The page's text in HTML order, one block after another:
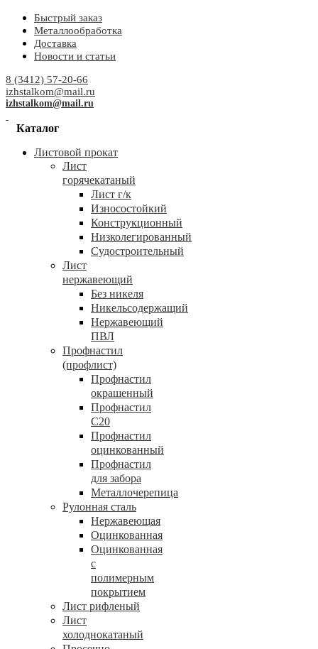
Быстрый заказ
Металлообработка
Доставка
Новости и статьи
8 (3412) 57-20-66
izhstalkom@mail.ru
izhstalkom@mail.ru
Каталог
Листовой прокат
Лист
горячекатаный
Лист г/к
Износостойкий
Конструкционный
Низколегированный
Судостроительный
Лист
нержавеющий
Без никеля
Никельсодержащий
Нержавеющий
ПВЛ
Профнастил
(профлист)
Профнастил
окрашенный
Профнастил
С20
Профнастил
оцинкованный
Профнастил
для забора
Металлочерепица
Рулонная сталь
Нержавеющая
Оцинкованная
Оцинкованная
с
полимерным
покрытием
Лист рифленый
Лист
холоднокатаный